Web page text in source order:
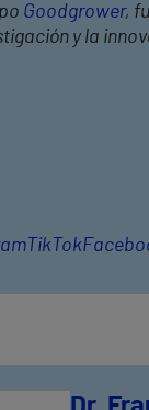
Goodgrower,
y la
TikTok